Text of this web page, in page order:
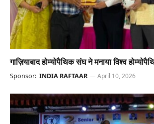
गाज़ियाबाद होम्योपैथिक संघ ने मनाया विश्व
Sponsor: INDIA RAFTAAR April 10, 2026